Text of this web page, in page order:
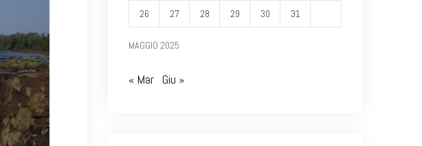
MAGGIO 2025
26 27 28 29 30 31
« Mar Giu »